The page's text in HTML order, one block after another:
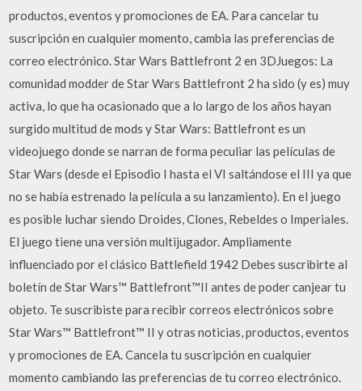
productos, eventos y promociones de EA. Para cancelar tu
suscripción en cualquier momento, cambia las preferencias de
correo electrónico. Star Wars Battlefront 2 en 3DJuegos: La
comunidad modder de Star Wars Battlefront 2 ha sido (y es) muy
activa, lo que ha ocasionado que a lo largo de los años hayan
surgido multitud de mods y Star Wars: Battlefront es un
videojuego donde se narran de forma peculiar las películas de
Star Wars (desde el Episodio I hasta el VI saltándose el III ya que
no se había estrenado la película a su lanzamiento). En el juego
es posible luchar siendo Droides, Clones, Rebeldes o Imperiales.
El juego tiene una versión multijugador. Ampliamente
influenciado por el clásico Battlefield 1942 Debes suscribirte al
boletín de Star Wars™ Battlefront™II antes de poder canjear tu
objeto. Te suscribiste para recibir correos electrónicos sobre
Star Wars™ Battlefront™ II y otras noticias, productos, eventos
y promociones de EA. Cancela tu suscripción en cualquier
momento cambiando las preferencias de tu correo electrónico.